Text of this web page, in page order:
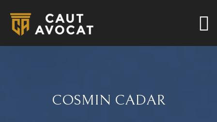
COSMIN CADAR